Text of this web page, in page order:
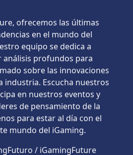
ofrecemos las últimas
en el mundo del
equipo se dedica a
profundos para
sobre las innovaciones
industria. Escucha nuestros
en nuestros eventos y
de pensamiento de la
para estar al día con el
mundo del iGaming.
/ iGamingFuture